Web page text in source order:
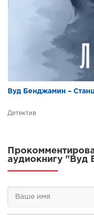
Вуд Бенджамин –
Детектив
аудиокнигу "Вуд